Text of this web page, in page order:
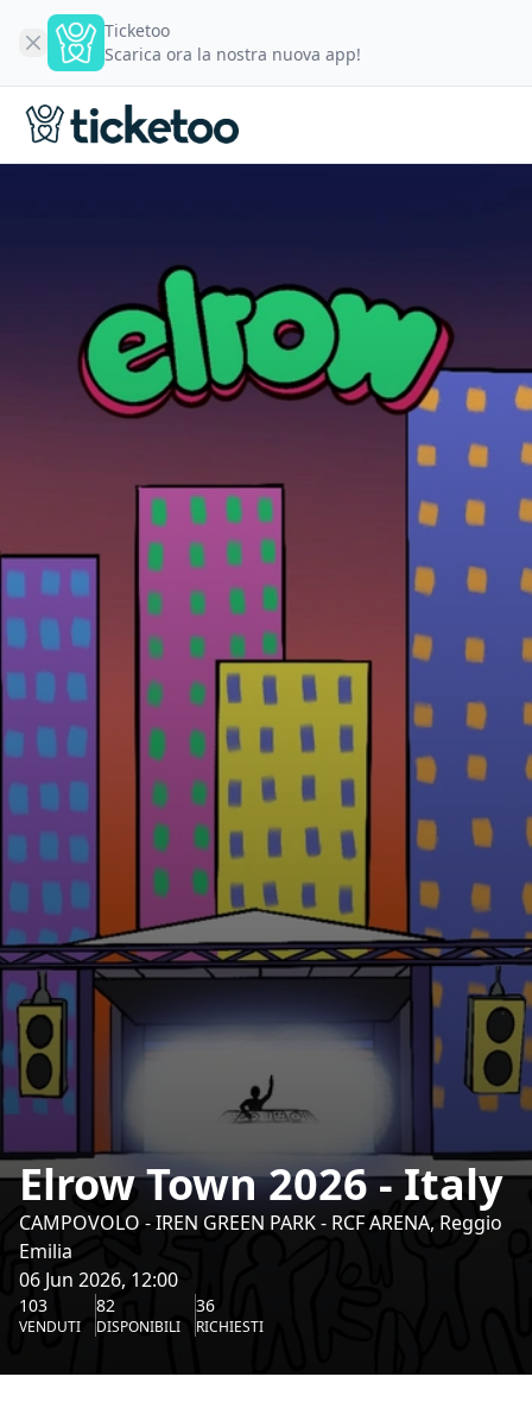
Ticketoo
Scarica ora la nostra nuova app!
Elrow Town 2026 - Italy
CAMPOVOLO - IREN GREEN PARK - RCF ARENA, Reggio
Emilia
06 Jun 2026, 12:00
103
VENDUTI
82
DISPONIBILI
36
RICHIESTI